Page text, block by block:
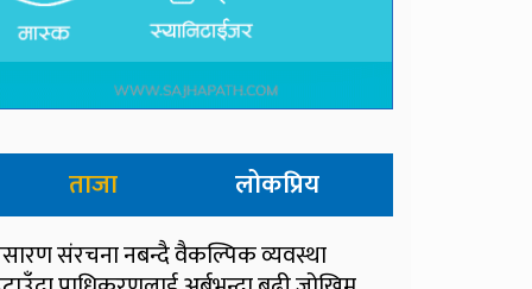
ताजा लोकप्रिय
संरचना नबन्दै वैकल्पिक व्यवस्था